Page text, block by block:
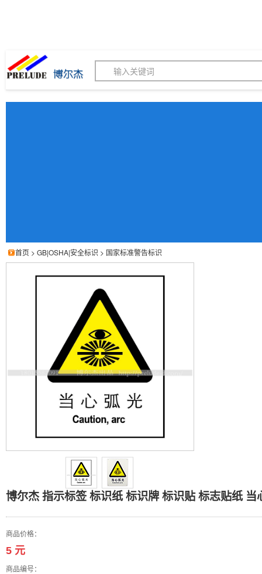
博尔杰PTS - 工业标识解
首页 > GB|OSHA|安全标识 > 国家标准警告标识
博尔杰 指示标签 标识纸
博尔杰 指示标签 标识纸 标识牌 标识贴 标志贴纸
商品价格：
5 元
商品编号：